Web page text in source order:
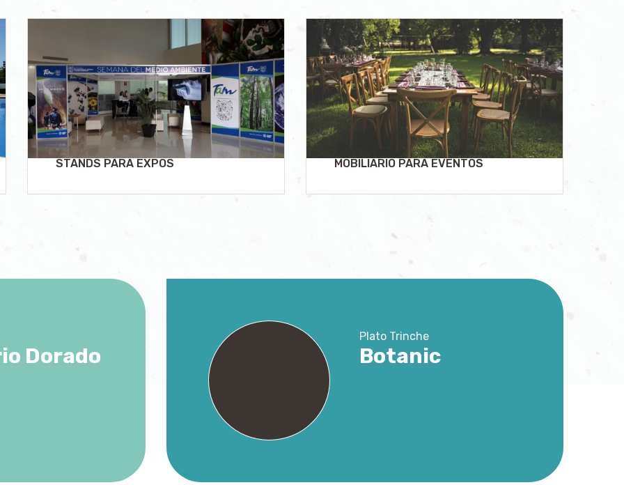
STANDS PARA EXPOS MOBILIARIO PARA EVENTOS
Dorado
Plato Trinche
Botanic